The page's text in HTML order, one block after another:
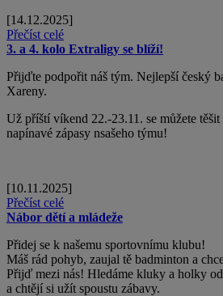
[14.12.2025]
Přečíst celé
3. a 4. kolo Extraligy se blíží!
Přijďte podpořit náš tým. Nejlepší český
Xareny.
Už příští víkend 22.-23.11. se můžete
napínavé zápasy nsašeho týmu!
[10.11.2025]
Přečíst celé
Nábor dětí a mládeže
Přidej se k našemu sportovnímu klubu!
Máš rád pohyb, zaujal tě badminton a
Přijď mezi nás! Hledáme kluky a holky
a chtějí si užít spoustu zábavy.